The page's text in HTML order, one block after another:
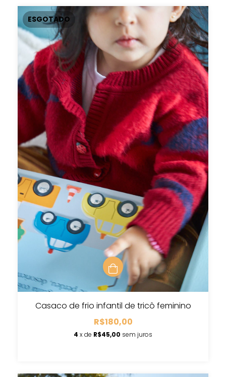
ESGOTADO
Casaco de frio infantil de tricô feminino
R$180,00
4 x de R$45,00 sem juros